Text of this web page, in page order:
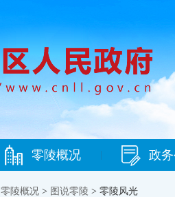
零陵概况 政
零陵概况 > 图说零陵 > 零陵风光